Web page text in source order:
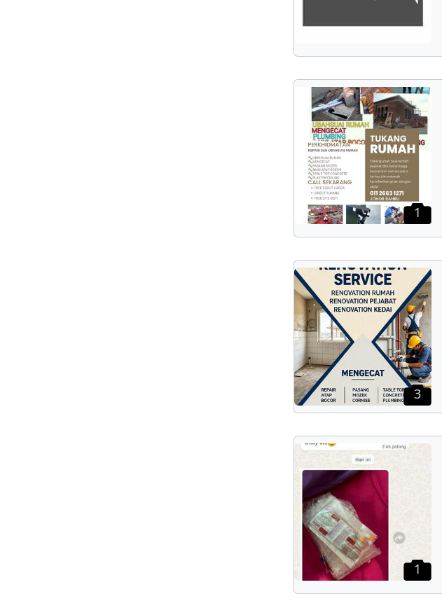
1
3
1